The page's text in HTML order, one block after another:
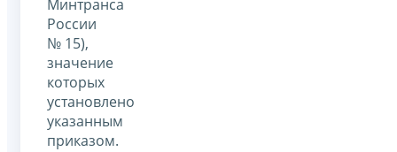
Минтранса
России
№ 15),
значение
которых
установлено
указанным
приказом.